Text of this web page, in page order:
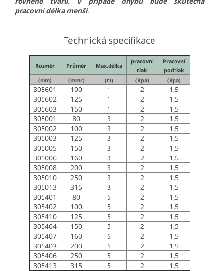
pracovní délka menší.
Technická specifikace
Rozměr Průměr Max.délka
pracovní
tlak
Pracovní
podtlak
(mm)
(mmr) (m) (Kpa) (Kpa)
305601 100 1 2
1,5
305602
125 1 2
1,5
305603
150 1 2
1,5
305001
80 3 2
1,5
305002
100 3 2
1,5
305003
125 3 2
1,5
305005
150 3 2
1,5
305006
160 3 2
1,5
305008
200 3 2
1,5
305010
250 3 2
1,5
305013
315 3 2
1,5
305401
80 5 2
1,5
305402
100 5 2
1,5
305410
125 5 2
1,5
305404
150 5 2
1,5
305407
160 5 2
1,5
305403
200 5 2
1,5
305406
250 5 2
1,5
305413
315 5 2 1,5